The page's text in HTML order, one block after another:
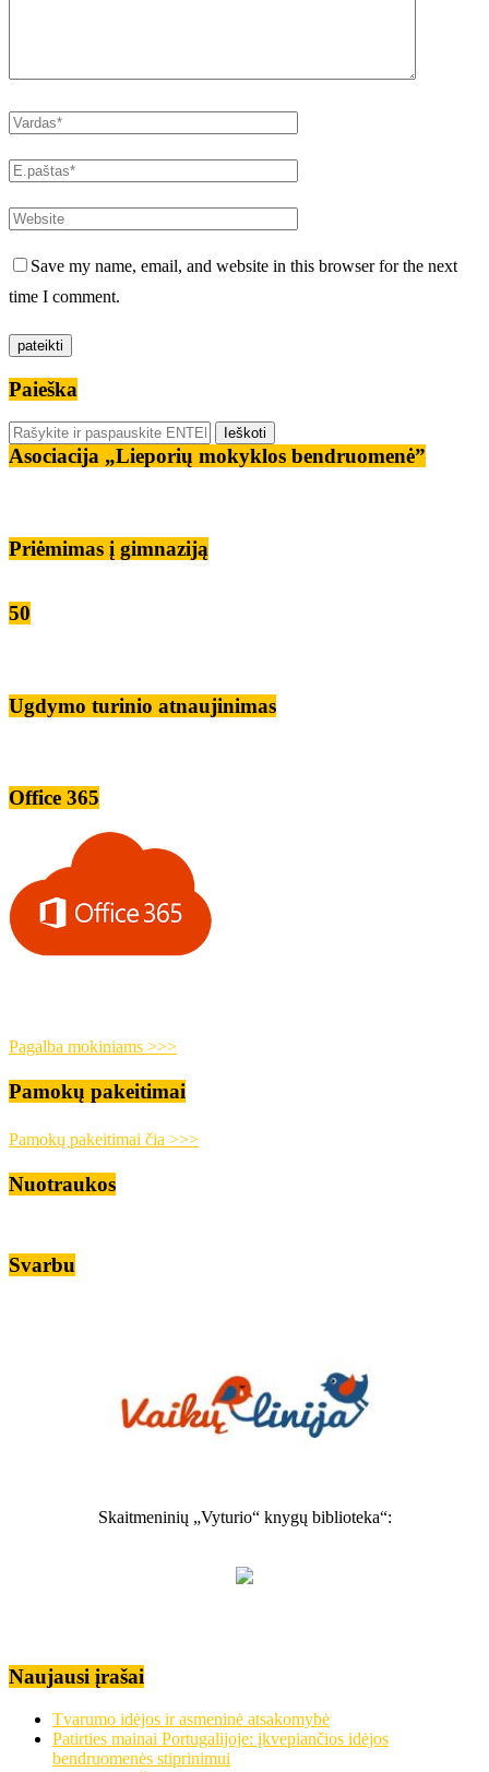
Save my name, email, and website in this browser for the next
time I comment.
Paieška
Asociacija „Lieporių mokyklos bendruomenė”
Priėmimas į gimnaziją
50
Ugdymo turinio atnaujinimas
Office 365
Pagalba mokiniams >>>
Pamokų pakeitimai
Pamokų pakeitimai čia >>>
Nuotraukos
Svarbu
Skaitmeninių „Vyturio“ knygų biblioteka“:
Naujausi įrašai
Tvarumo idėjos ir asmeninė atsakomybė
Patirties mainai Portugalijoje: įkvepiančios idėjos
bendruomenės stiprinimui